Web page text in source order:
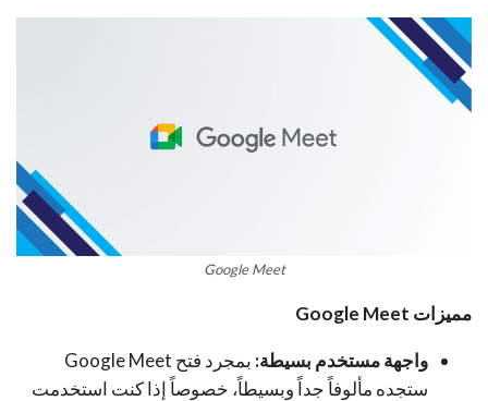
Google Meet
مميزات Google Meet
واجهة مستخدم بسيطة:
بمجرد فتح Google Meet
ستجده مألوفاً جداً وبسيطاً، خصوصاً إذا كنت استخدمت